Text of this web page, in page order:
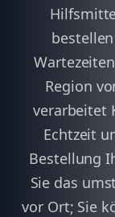
Region
verarbeitet
Echtzeit
Bestellung
Sie das
vor Ort; Sie